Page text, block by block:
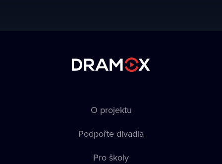
O projektu
Podpořte divadla
Pro školy